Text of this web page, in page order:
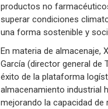
productos no
superar condiciones
una forma sostenible y
En materia de almacenaje,
García (director general de
éxito de la plataforma
almacenamiento industrial
mejorando la capacidad